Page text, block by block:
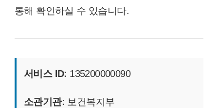
통해 확인하실 수 있습니다.
서비스 ID: 135200000090
소관기관: 보건복지부